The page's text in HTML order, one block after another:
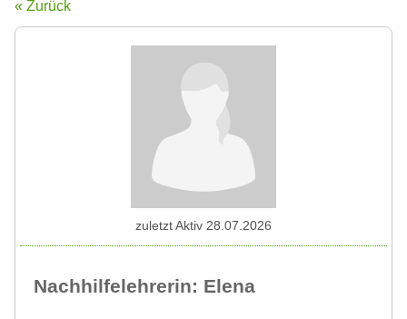
« Zurück
Nachhilfelehrerin: Elena
zuletzt Aktiv 28.07.2026